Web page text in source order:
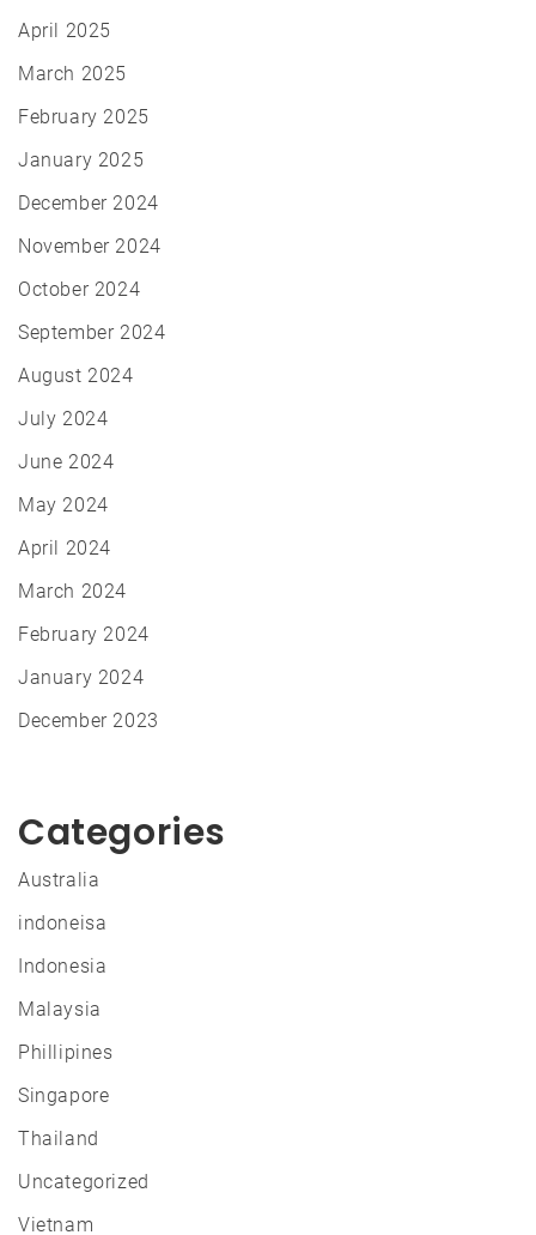
April 2025
March 2025
February 2025
January 2025
December 2024
November 2024
October 2024
September 2024
August 2024
July 2024
June 2024
May 2024
April 2024
March 2024
February 2024
January 2024
December 2023
Categories
Australia
indoneisa
Indonesia
Malaysia
Phillipines
Singapore
Thailand
Uncategorized
Vietnam